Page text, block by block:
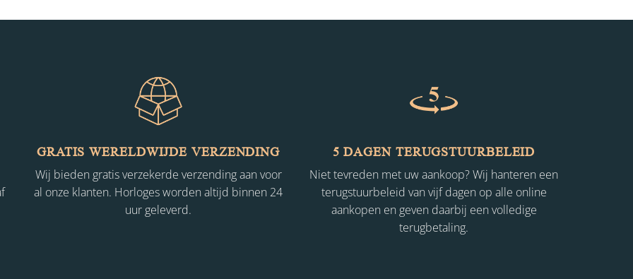
GRATIS WERELDWIJDE VERZENDING
Wij bieden gratis verzekerde verzending aan voor
al onze klanten. Horloges worden altijd binnen 24
uur geleverd.
5 DAGEN TERUGSTUURBELEID
Niet tevreden met uw aankoop? Wij hanteren een
terugstuurbeleid van vijf dagen op alle online
aankopen en geven daarbij een volledige
terugbetaling.